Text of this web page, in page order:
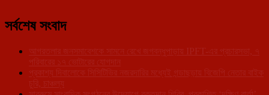
সর্বশেষ সংবাদ
আগরতলার জনসমাবেশকে সামনে রেখে জগবন্ধুপাড়ায় IPFT-এর প্রচারসভা, ৭
পরিবারের ১৭ ভোটারের যোগদান
প্রকাশ্য দিবালোকে সিসিটিভির নজরদারির মধ্যেই গন্ডাছড়ায় বিজেপি নেতার বাইক
চুরি, চাঞ্চল্য